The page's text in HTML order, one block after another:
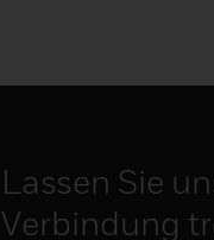
Lassen Sie
Verbindung